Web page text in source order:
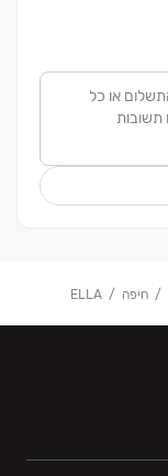
חיפה ELLA